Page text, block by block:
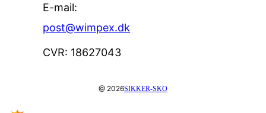
E-mail:
post@wimpex.dk
CVR: 18627043
@ 2026SIKKER-SKO